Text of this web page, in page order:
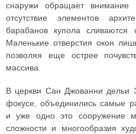
снаружи обращает внимание
отсутствие элементов
барабанов купола
Маленькие отверстия окон
позволяя еще острее
массива.
В церкви Сан Джованни дельи
фокусе, объединились самые
и уже одно это сооружение
сложности и многообразия